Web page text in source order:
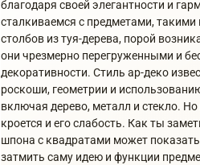
благодаря своей элегантности и
сталкиваемся с предметами, такими
столбов из туя-дерева, порой
они чрезмерно перегруженными и
декоративности. Стиль ар-деко
роскоши, геометрии и
включая дерево, металл и стекло.
кроется и его слабость. Как ты
шпона с квадратами может
затмить саму идею и функции